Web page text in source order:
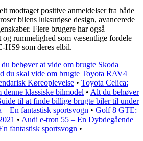
modtaget positive anmeldelser fra både
bilens luksuriøse design, avancerede
Flere brugere har også
rummelighed som væsentlige fordele
HS9 som deres elbil.
behøver at vide om brugte Skoda
du skal vide om brugte Toyota RAV4
Køreoplevelse • Toyota Celica:
klassiske bilmodel • Alt du behøver
til at finde billige brugte biler til under
– En fantastisk sportsvogn • Golf 8 GTE:
• Audi e-tron 55 – En Dybdegående
fantastisk sportsvogn •